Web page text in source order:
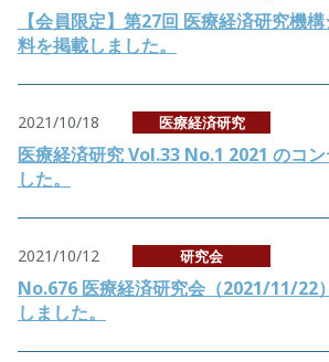
【会員限定】第27回 医療経済研究機
料を掲載しました。
2021/10/18 医療経済研究
医療経済研究 Vol.33 No.1 2021 のコ
した。
2021/10/12 研究会
No.676 医療経済研究会（2021/11/22
しました。